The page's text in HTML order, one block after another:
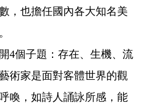
，也擔任國內各大知名美
4個子題：存在、生機、流
術家是面對客體世界的觀
喚，如詩人誦詠所感，能